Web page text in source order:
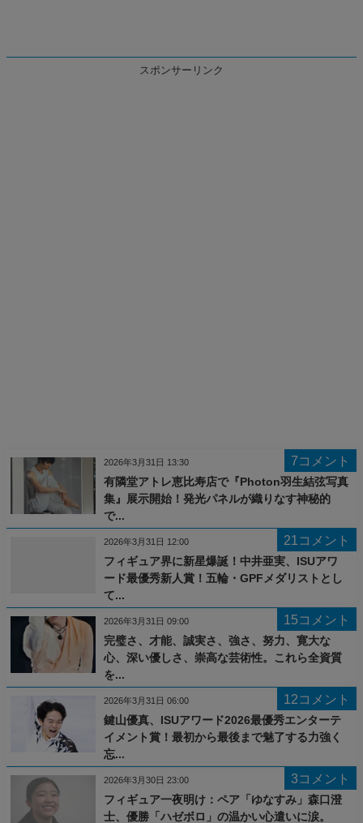
スポンサーリンク
7コメント
有隣堂アトレ恵比寿店で『Photon羽生結弦写真
集』展示開始！発光パネルが織りなす神秘的
で...
2026年3月31日 13:30
21コメント
フィギュア界に新星爆誕！中井亜実、ISUアワ
ード最優秀新人賞！五輪・GPFメダリストとし
て...
2026年3月31日 12:00
15コメント
完璧さ、才能、誠実さ、強さ、努力、寛大な
心、深い優しさ、崇高な芸術性。これら全資質
を...
2026年3月31日 09:00
12コメント
鍵山優真、ISUアワード2026最優秀エンターテ
イメント賞！最初から最後まで魅了する力強く
忘...
2026年3月31日 06:00
3コメント
フィギュア一夜明け：ペア「ゆなすみ」森口澄
士、優勝「ハゼボロ」の温かい心遣いに涙。
2026年3月30日 23:00